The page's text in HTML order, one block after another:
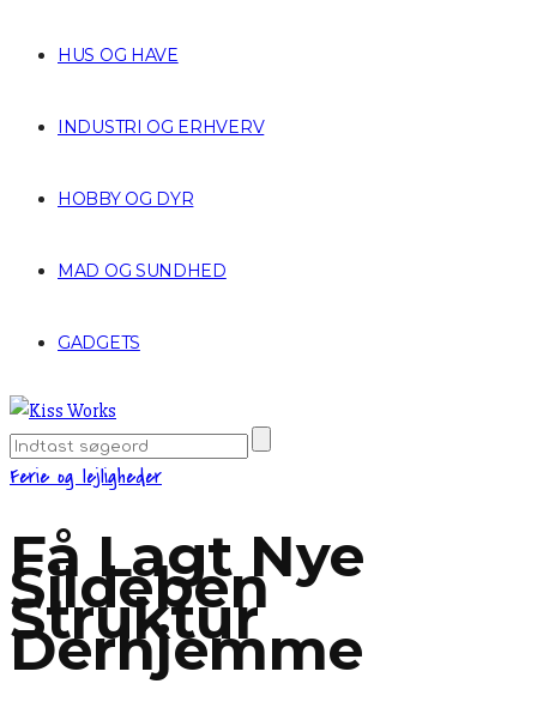
HUS OG HAVE
INDUSTRI OG ERHVERV
HOBBY OG DYR
MAD OG SUNDHED
GADGETS
Ferie og lejligheder
Få Lagt Nye
Sildeben
Struktur
Derhjemme